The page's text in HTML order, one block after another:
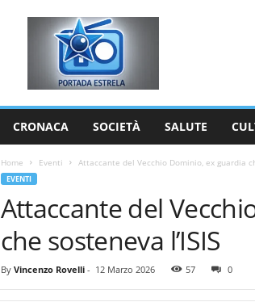
CRONACA SOCIETÀ SALUTE
Home Eventi Attaccante del Vecchio Dominio, ex guardia
EVENTI
Attaccante del
che sosteneva l’ISIS
By Vincenzo Rovelli- 12 Marzo 2026 57 0